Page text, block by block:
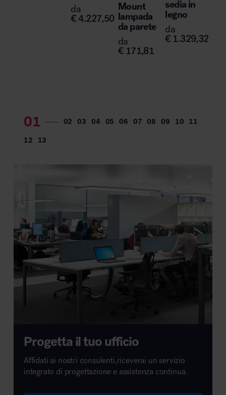
da
€ 4.227,50
Mount
lampada
da parete
da
€ 171,81
sedia in
legno
da
€ 1.329,32
Progetta il tuo ufficio
Affidati ai nostri consulenti,riceverai un servizio
integrato di progettazione e assistenza continua.